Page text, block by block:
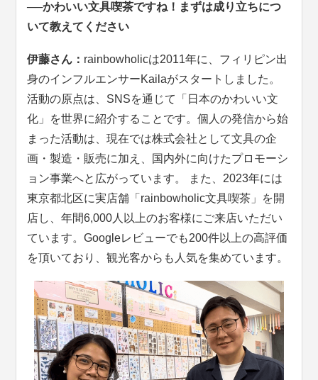
──かわいい文具喫茶ですね！まずは成り立ちにつ
いて教えてください
伊藤さん： rainbowholicは2011年に、フィリピン出
身のインフルエンサーKailaがスタートしました。
活動の原点は、SNSを通じて「日本のかわいい文
化」を世界に紹介することです。個人の発信から始
まった活動は、現在では株式会社として文具の企
画・製造・販売に加え、国内外に向けたプロモーシ
ョン事業へと広がっています。 また、2023年には
東京都北区に実店舗「rainbowholic文具喫茶」を開
店し、年間6,000人以上のお客様にご来店いただい
ています。Googleレビューでも200件以上の高評価
を頂いており、観光客からも人気を集めています。